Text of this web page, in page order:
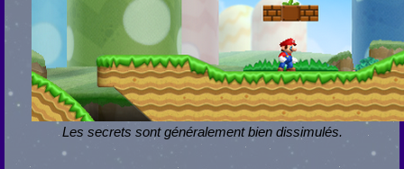
Les secrets sont généralement bien dissimulés.